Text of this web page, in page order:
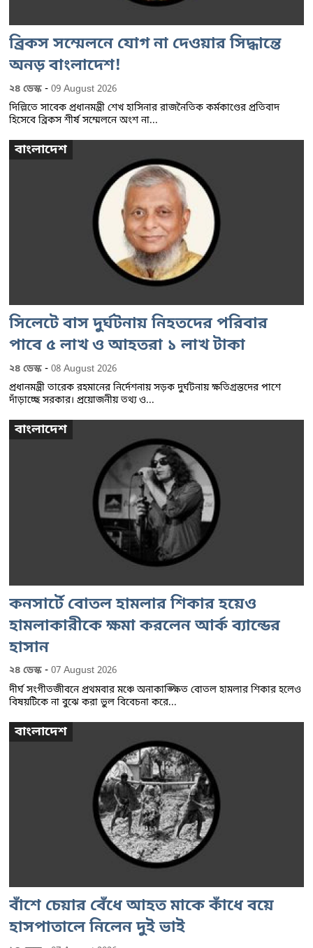
ব্রিকস সম্মেলনে যোগ না দেওয়ার সিদ্ধান্তে
অনড় বাংলাদেশ!
২৪ ডেস্ক - 09 August 2026
দিল্লিতে সাবেক প্রধানমন্ত্রী শেখ হাসিনার রাজনৈতিক কর্মকাণ্ডের প্রতিবাদ
হিসেবে ব্রিকস শীর্ষ সম্মেলনে অংশ না...
বাংলাদেশ
সিলেটে বাস দুর্ঘটনায় নিহতদের পরিবার
পাবে ৫ লাখ ও আহতরা ১ লাখ টাকা
২৪ ডেস্ক - 08 August 2026
প্রধানমন্ত্রী তারেক রহমানের নির্দেশনায় সড়ক দুর্ঘটনায় ক্ষতিগ্রস্তদের পাশে
দাঁড়াচ্ছে সরকার। প্রয়োজনীয় তথ্য ও...
বাংলাদেশ
কনসার্টে বোতল হামলার শিকার হয়েও
হামলাকারীকে ক্ষমা করলেন আর্ক ব্যান্ডের
হাসান
২৪ ডেস্ক - 07 August 2026
দীর্ঘ সংগীতজীবনে প্রথমবার মঞ্চে অনাকাঙ্ক্ষিত বোতল হামলার শিকার হলেও
বিষয়টিকে না বুঝে করা ভুল বিবেচনা করে...
বাংলাদেশ
বাঁশে চেয়ার বেঁধে আহত মাকে কাঁধে বয়ে
হাসপাতালে নিলেন দুই ভাই